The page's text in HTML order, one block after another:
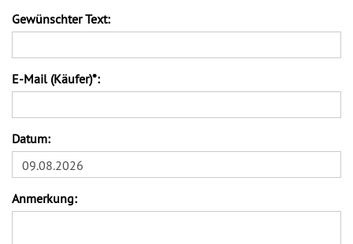
Gewünschter Text:
E-Mail (Käufer)*:
Datum:
09.08.2026
Anmerkung: